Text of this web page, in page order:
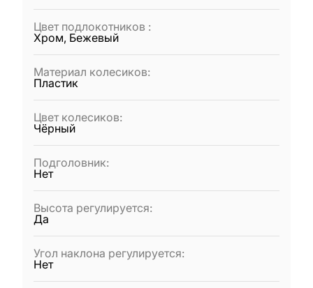
Цвет подлокотников :
Хром, Бежевый
Материал колесиков:
Пластик
Цвет колесиков:
Чёрный
Подголовник:
Нет
Высота регулируется:
Да
Угол наклона регулируется:
Нет